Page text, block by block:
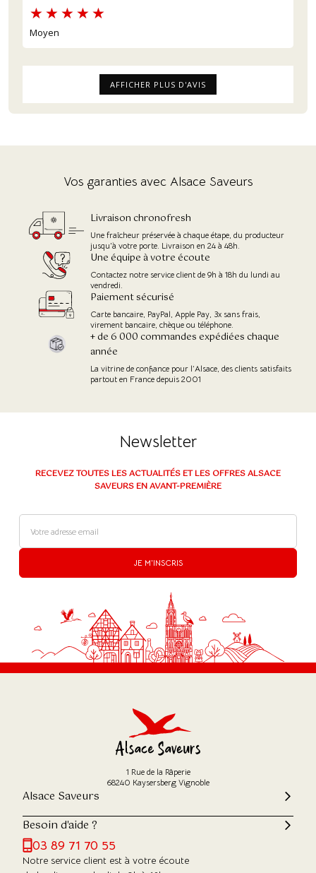
Moyen
AFFICHER PLUS D'AVIS
Vos garanties avec Alsace Saveurs
Livraison chronofresh
Une fraîcheur préservée à chaque étape, du producteur
jusqu'à votre porte. Livraison en 24 à 48h.
Une équipe à votre écoute
Contactez notre service client de 9h à 18h du lundi au
vendredi.
Paiement sécurisé
Carte bancaire, PayPal, Apple Pay, 3x sans frais,
virement bancaire, chèque ou téléphone.
+ de 6 000 commandes expédiées chaque
année
La vitrine de confiance pour l’Alsace, des clients satisfaits
partout en France depuis 2001
Newsletter
RECEVEZ TOUTES LES ACTUALITÉS ET LES OFFRES ALSACE
SAVEURS EN AVANT-PREMIÈRE
JE M'INSCRIS
1 Rue de la Râperie
68240 Kaysersberg Vignoble
Alsace Saveurs
Besoin d'aide ?
03 89 71 70 55
Notre service client est à votre écoute